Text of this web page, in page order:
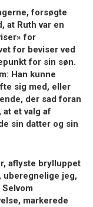
forsøgte
at Ruth var en
for
for beviser ved
for sin søn.
Han kunne
sig med, eller
der sad foran
at et valg af
sin datter og sin
aflyste brylluppet
uberegnelige jeg,
markerede